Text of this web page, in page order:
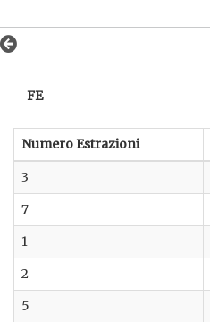
FE
Numero Estrazioni
3
7
1
2
5